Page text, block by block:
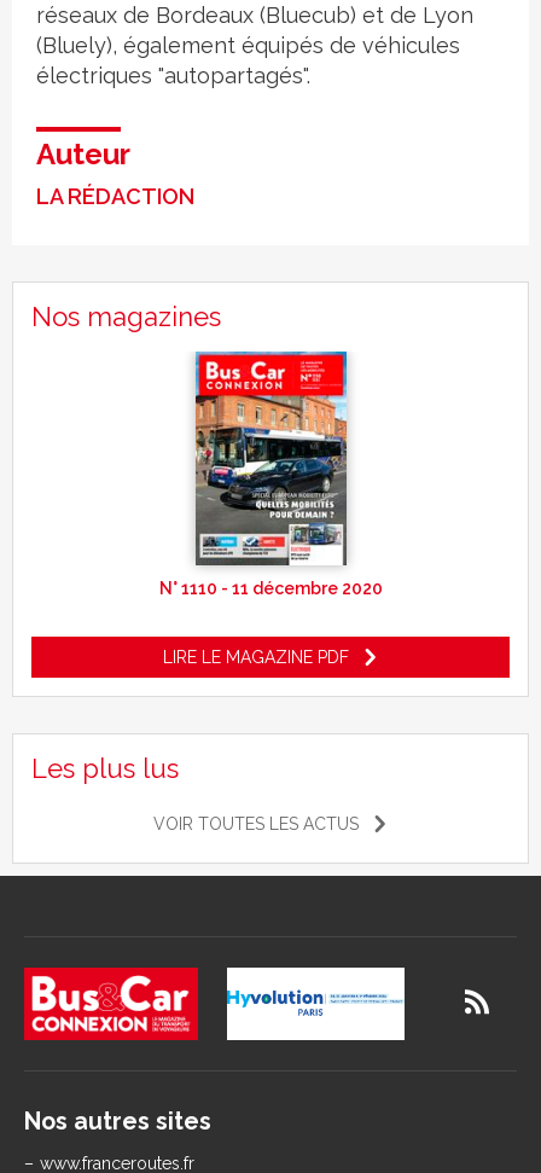
réseaux de Bordeaux (Bluecub) et de Lyon
(Bluely), également équipés de véhicules
électriques "autopartagés".
Auteur
LA RÉDACTION
Nos magazines
N° 1110 - 11 décembre 2020
LIRE LE MAGAZINE PDF
Les plus lus
VOIR TOUTES LES ACTUS
Nos autres sites
www.franceroutes.fr